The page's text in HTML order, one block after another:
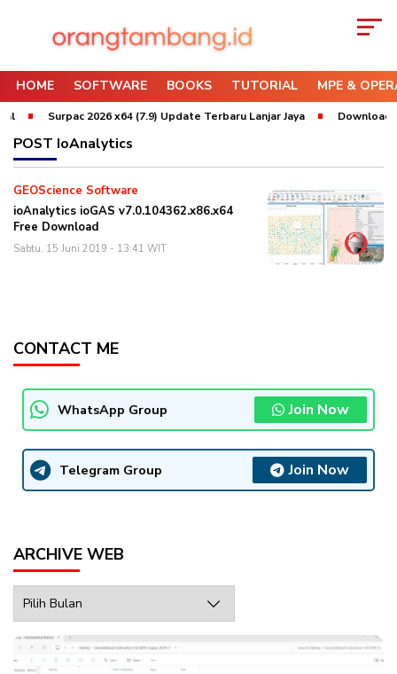
HOME SOFTWARE BOOKS TUTORIAL MPE &
Surpac 2026 x64 (7.9) Update Terbaru Lanjar Jaya Download
POST IoAnalytics
GEOScience Software
ioAnalytics ioGAS v7.0.104362.x86.x64
Free Download
Sabtu, 15 Juni 2019 - 13:41 WIT
CONTACT ME
WhatsApp Group Join Now
Telegram Group Join Now
ARCHIVE WEB
Web